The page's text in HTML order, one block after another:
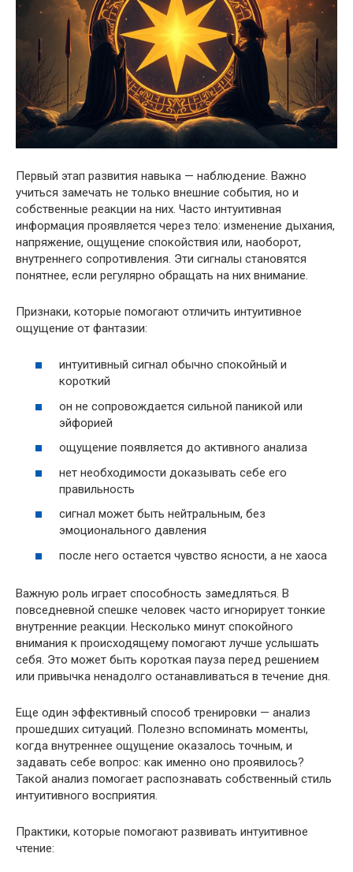
Первый этап развития навыка — наблюдение. Важно
учиться замечать не только внешние события, но и
собственные реакции на них. Часто интуитивная
информация проявляется через тело: изменение дыхания,
напряжение, ощущение спокойствия или, наоборот,
внутреннего сопротивления. Эти сигналы становятся
понятнее, если регулярно обращать на них внимание.
Признаки, которые помогают отличить интуитивное
ощущение от фантазии:
интуитивный сигнал обычно спокойный и
короткий
он не сопровождается сильной паникой или
эйфорией
ощущение появляется до активного анализа
нет необходимости доказывать себе его
правильность
сигнал может быть нейтральным, без
эмоционального давления
после него остается чувство ясности, а не хаоса
Важную роль играет способность замедляться. В
повседневной спешке человек часто игнорирует тонкие
внутренние реакции. Несколько минут спокойного
внимания к происходящему помогают лучше услышать
себя. Это может быть короткая пауза перед решением
или привычка ненадолго останавливаться в течение дня.
Еще один эффективный способ тренировки — анализ
прошедших ситуаций. Полезно вспоминать моменты,
когда внутреннее ощущение оказалось точным, и
задавать себе вопрос: как именно оно проявилось?
Такой анализ помогает распознавать собственный стиль
интуитивного восприятия.
Практики, которые помогают развивать интуитивное
чтение: